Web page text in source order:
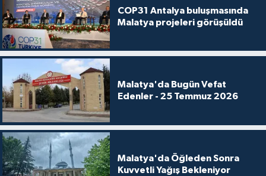
COP31 Antalya buluşmasında
Malatya projeleri görüşüldü
Malatya'da Bugün Vefat
Edenler - 25 Temmuz 2026
Malatya'da Öğleden Sonra
Kuvvetli Yağış Bekleniyor